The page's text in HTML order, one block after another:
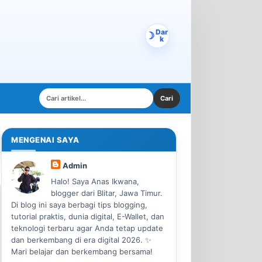
Dar
k
MENGENAI SAYA
Admin
Halo! Saya Anas Ikwana,
blogger dari Blitar, Jawa Timur.
Di blog ini saya berbagi tips blogging,
tutorial praktis, dunia digital, E-Wallet, dan
teknologi terbaru agar Anda tetap update
dan berkembang di era digital 2026. ✨
Mari belajar dan berkembang bersama!